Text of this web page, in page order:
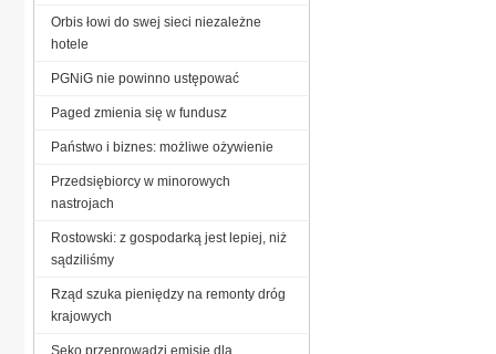
Orbis łowi do swej sieci niezależne
hotele
PGNiG nie powinno ustępować
Paged zmienia się w fundusz
Państwo i biznes: możliwe ożywienie
Przedsiębiorcy w minorowych
nastrojach
Rostowski: z gospodarką jest lepiej, niż
sądziliśmy
Rząd szuka pieniędzy na remonty dróg
krajowych
Seko przeprowadzi emisję dla